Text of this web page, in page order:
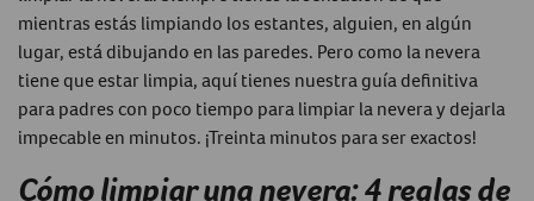
mientras estás limpiando los estantes, alguien, en algún
lugar, está dibujando en las paredes. Pero como la nevera
tiene que estar limpia, aquí tienes nuestra guía definitiva
para padres con poco tiempo para limpiar la nevera y dejarla
impecable en minutos. ¡Treinta minutos para ser exactos!
Cómo limpiar una nevera: 4 reglas de